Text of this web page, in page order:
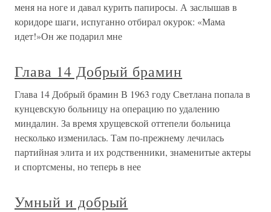
меня на ноге и давал курить папиросы. А заслышав в
коридоре шаги, испуганно отбирал окурок: «Мама
идет!»Он же подарил мне
Глава 14 Добрый брамин
Глава 14 Добрый брамин В 1963 году Светлана попала в
кунцевскую больницу на операцию по удалению
миндалин. За время хрущевской оттепели больница
несколько изменилась. Там по-прежнему лечилась
партийная элита и их родственники, знаменитые актеры
и спортсмены, но теперь в нее
Умный и добрый